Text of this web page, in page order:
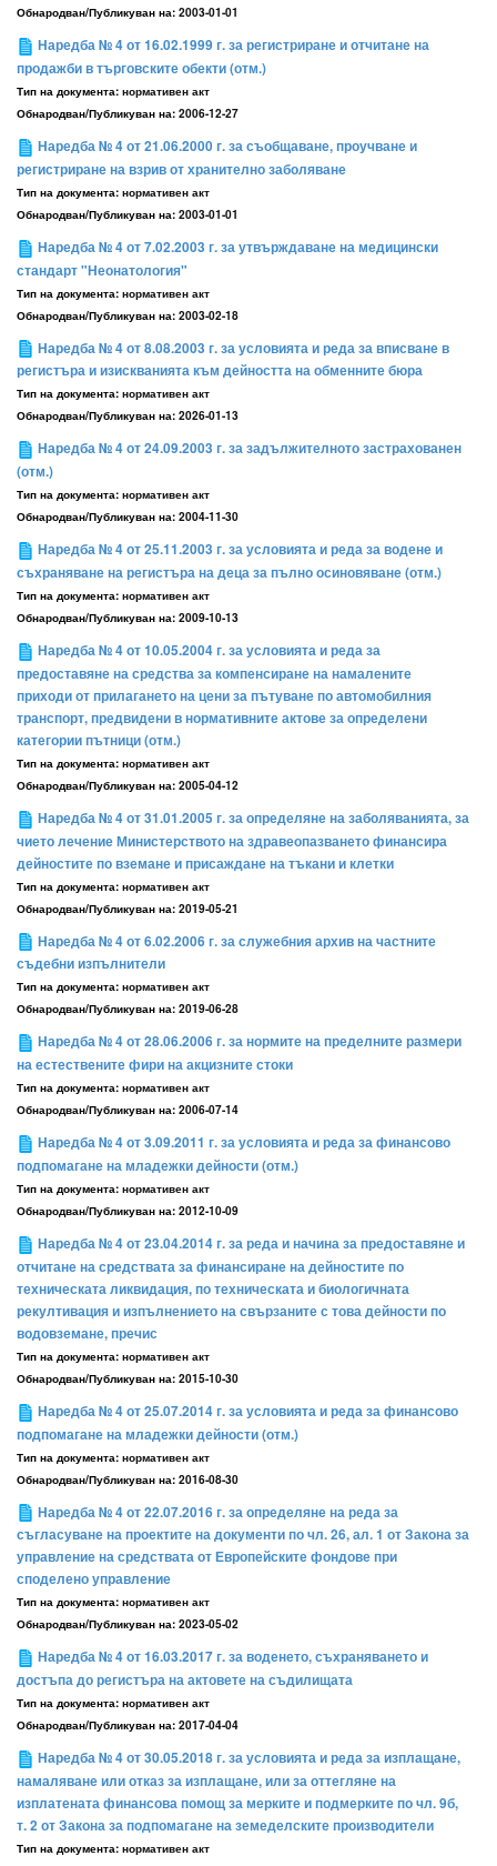
Обнародван/Публикуван на: 2003-01-01
Наредба № 4 от 16.02.1999 г. за регистриране и отчитане на
продажби в търговските обекти (отм.)
Тип на документа: нормативен акт
Обнародван/Публикуван на: 2006-12-27
Наредба № 4 от 21.06.2000 г. за съобщаване, проучване и
регистриране на взрив от хранително заболяване
Тип на документа: нормативен акт
Обнародван/Публикуван на: 2003-01-01
Наредба № 4 от 7.02.2003 г. за утвърждаване на медицински
стандарт "Неонатология"
Тип на документа: нормативен акт
Обнародван/Публикуван на: 2003-02-18
Наредба № 4 от 8.08.2003 г. за условията и реда за вписване в
регистъра и изискванията към дейността на обменните бюра
Тип на документа: нормативен акт
Обнародван/Публикуван на: 2026-01-13
Наредба № 4 от 24.09.2003 г. за задължителното застрахованен
(отм.)
Тип на документа: нормативен акт
Обнародван/Публикуван на: 2004-11-30
Наредба № 4 от 25.11.2003 г. за условията и реда за водене и
съхраняване на регистъра на деца за пълно осиновяване (отм.)
Тип на документа: нормативен акт
Обнародван/Публикуван на: 2009-10-13
Наредба № 4 от 10.05.2004 г. за условията и реда за
предоставяне на средства за компенсиране на намалените
приходи от прилагането на цени за пътуване по автомобилния
транспорт, предвидени в нормативните актове за определени
категории пътници (отм.)
Тип на документа: нормативен акт
Обнародван/Публикуван на: 2005-04-12
Наредба № 4 от 31.01.2005 г. за определяне на заболяванията, за
чието лечение Министерството на здравеопазването финансира
дейностите по вземане и присаждане на тъкани и клетки
Тип на документа: нормативен акт
Обнародван/Публикуван на: 2019-05-21
Наредба № 4 от 6.02.2006 г. за служебния архив на частните
съдебни изпълнители
Тип на документа: нормативен акт
Обнародван/Публикуван на: 2019-06-28
Наредба № 4 от 28.06.2006 г. за нормите на пределните размери
на естествените фири на акцизните стоки
Тип на документа: нормативен акт
Обнародван/Публикуван на: 2006-07-14
Наредба № 4 от 3.09.2011 г. за условията и реда за финансово
подпомагане на младежки дейности (отм.)
Тип на документа: нормативен акт
Обнародван/Публикуван на: 2012-10-09
Наредба № 4 от 23.04.2014 г. за реда и начина за предоставяне и
отчитане на средствата за финансиране на дейностите по
техническата ликвидация, по техническата и биологичната
рекултивация и изпълнението на свързаните с това дейности по
водовземане, пречис
Тип на документа: нормативен акт
Обнародван/Публикуван на: 2015-10-30
Наредба № 4 от 25.07.2014 г. за условията и реда за финансово
подпомагане на младежки дейности (отм.)
Тип на документа: нормативен акт
Обнародван/Публикуван на: 2016-08-30
Наредба № 4 от 22.07.2016 г. за определяне на реда за
съгласуване на проектите на документи по чл. 26, ал. 1 от Закона за
управление на средствата от Европейските фондове при
споделено управление
Тип на документа: нормативен акт
Обнародван/Публикуван на: 2023-05-02
Наредба № 4 от 16.03.2017 г. за воденето, съхраняването и
достъпа до регистъра на актовете на съдилищата
Тип на документа: нормативен акт
Обнародван/Публикуван на: 2017-04-04
Наредба № 4 от 30.05.2018 г. за условията и реда за изплащане,
намаляване или отказ за изплащане, или за оттегляне на
изплатената финансова помощ за мерките и подмерките по чл. 9б,
т. 2 от Закона за подпомагане на земеделските производители
Тип на документа: нормативен акт